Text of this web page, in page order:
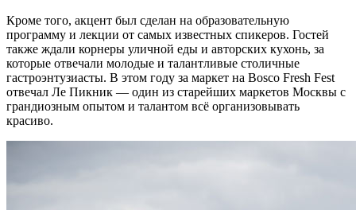
Кроме того, акцент был сделан на образовательную
программу и лекции от самых известных спикеров. Гостей
также ждали корнеры уличной еды и авторских кухонь, за
которые отвечали молодые и талантливые столичные
гастроэнтузиасты. В этом году за маркет на Bosco Fresh Fest
отвечал Ле Пикник — один из старейших маркетов Москвы с
грандиозным опытом и талантом всё организовывать
красиво.